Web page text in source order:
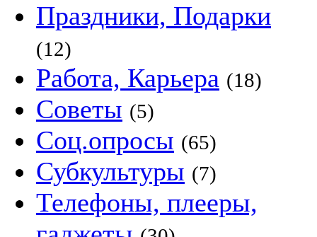
Праздники, Подарки
(12)
Работа, Карьера (18)
Советы (5)
Соц.опросы (65)
Субкультуры (7)
Телефоны, плееры,